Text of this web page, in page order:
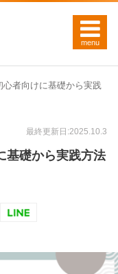
心者向けに基礎から実践
最終更新日:2025.10.3
基礎から実践方法